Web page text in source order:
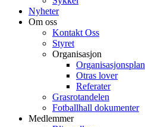
Nyheter
Om oss
Kontakt Oss
Styret
Organisasjon
Organisasjonsplan
Otras lover
Referater
Grasrotandelen
Fotballhall dokumenter
Medlemmer